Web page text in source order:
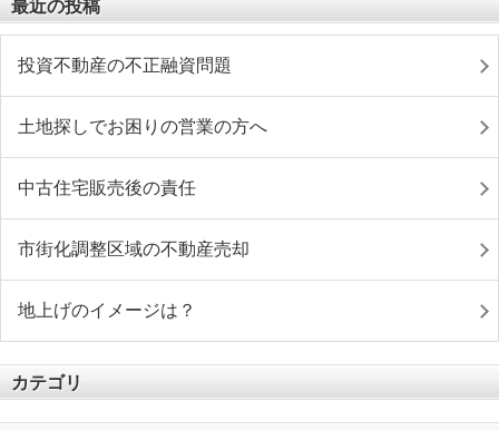
最近の投稿
投資不動産の不正融資問題
土地探しでお困りの営業の方へ
中古住宅販売後の責任
市街化調整区域の不動産売却
地上げのイメージは？
カテゴリ